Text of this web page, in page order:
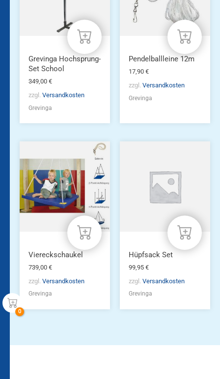
Grevinga Hochsprung-
Set School
349,00 €
zzgl. Versandkosten
Grevinga
Pendelballleine 12m
17,90 €
zzgl. Versandkosten
Grevinga
Viereckschaukel
739,00 €
zzgl. Versandkosten
Grevinga
Hüpfsack Set
99,95 €
zzgl. Versandkosten
Grevinga